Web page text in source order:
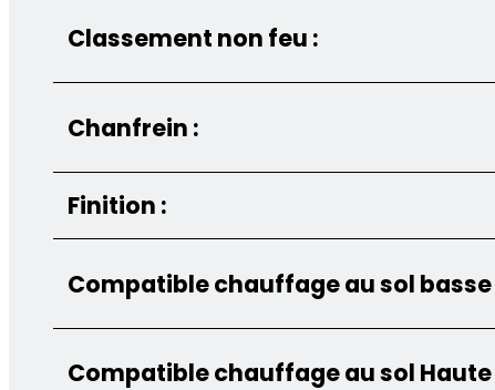
Classement non feu :
Chanfrein :
Finition :
Compatible chauffage au sol
Compatible chauffage au sol